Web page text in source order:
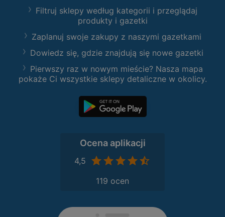
Filtruj sklepy według kategorii i przeglądaj
produkty i gazetki
Zaplanuj swoje zakupy z naszymi gazetkami
Dowiedz się, gdzie znajdują się nowe gazetki
Pierwszy raz w nowym mieście? Nasza mapa
pokaże Ci wszystkie sklepy detaliczne w okolicy.
Ocena aplikacji
4,5
119 ocen